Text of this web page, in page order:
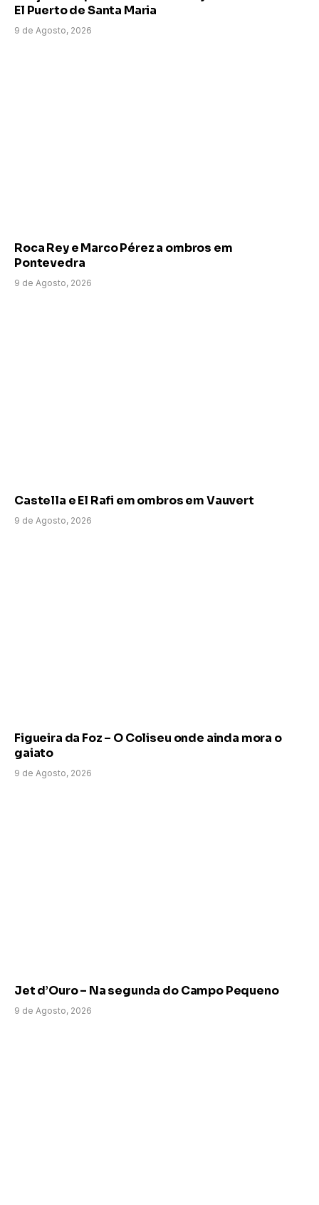
El Puerto de Santa Maria
9 de Agosto, 2026
Roca Rey e Marco Pérez a ombros em
Pontevedra
9 de Agosto, 2026
Castella e El Rafi em ombros em Vauvert
9 de Agosto, 2026
Figueira da Foz – O Coliseu onde ainda mora o
gaiato
9 de Agosto, 2026
Jet d’Ouro – Na segunda do Campo Pequeno
9 de Agosto, 2026